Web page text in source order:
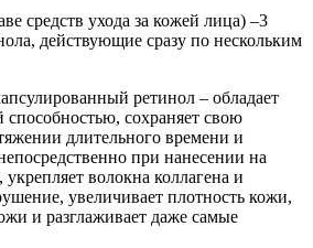
средств ухода за кожей лица) –3
действующие сразу по нескольким
ретинол – обладает
сохраняет свою
длительного времени и
при нанесении на
укрепляет волокна коллагена и
увеличивает плотность кожи,
и разглаживает даже самые